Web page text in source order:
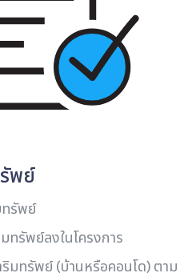
พย์
ทรัพย์
ทรัพย์ลงในโครงการ
มทรัพย์ (บ้านหรือคอนโด) ตาม